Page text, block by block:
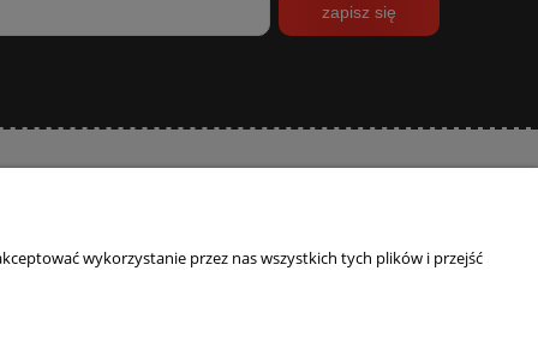
zapisz się
Polityka prywatności
Kontakt
wykorzystanie przez nas wszystkich tych plików i przejść